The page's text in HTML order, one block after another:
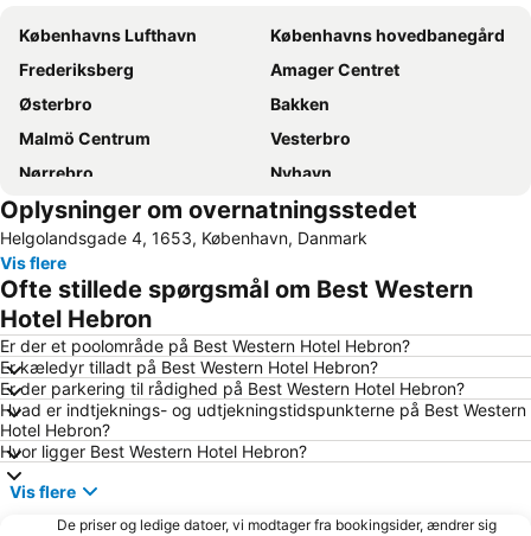
Københavns Lufthavn
Københavns hovedbanegård
Frederiksberg
Amager Centret
Østerbro
Bakken
Malmö Centrum
Vesterbro
Nørrebro
Nyhavn
Tivoli
Valbyparken
Ørestad
Parken Stadium
Rådhuspladsen
Fisketorvet
Bella Center
Marienlyst
Operaen
Christianshavn
Roskilde Festival
Nørreport station
Malmö Centralstation
Indre By
Hornbæk Vest
Royal Copenhagen
København Zoo
Dyrehaven
Oplysninger om overnatningsstedet
Helgolandsgade 4, 1653, København, Danmark
Vis flere
Ofte stillede spørgsmål om Best Western
Hotel Hebron
Er der et poolområde på Best Western Hotel Hebron?
Er kæledyr tilladt på Best Western Hotel Hebron?
Er der parkering til rådighed på Best Western Hotel Hebron?
Hvad er indtjeknings- og udtjekningstidspunkterne på Best Western
Hotel Hebron?
Hvor ligger Best Western Hotel Hebron?
Vis flere
De priser og ledige datoer, vi modtager fra bookingsider, ændrer sig